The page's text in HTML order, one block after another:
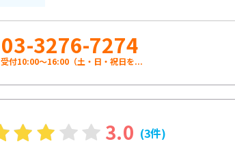
03-3276-7274
受付10:00〜16:00（土・日・祝日を...
3.0 (3件)